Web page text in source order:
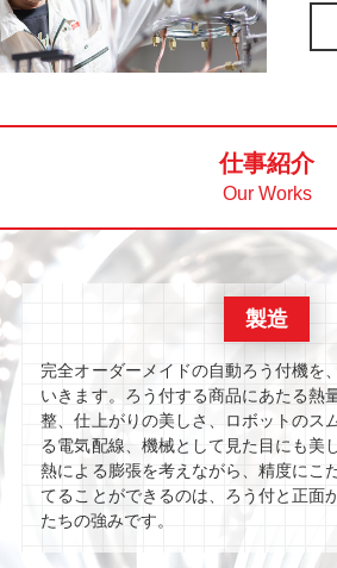
仕事紹介
Our Works
製造
完全オーダーメイドの自動ろう付機を
いきます。ろう付する商品にあたる熱
整、仕上がりの美しさ、ロボットのス
る電気配線、機械として見た目にも美
熱による膨張を考えながら、精度にこ
てることができるのは、ろう付と正面
たちの強みです。